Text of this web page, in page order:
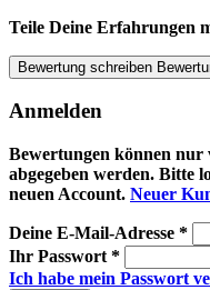
Teile Deine Erfahrungen
Bewertung schreiben
Anmelden
Bewertungen können nur
abgegeben werden. Bitte
neuen Account. Neuer
Deine E-Mail-Adresse *
Ihr Passwort *
Ich habe mein Passwort